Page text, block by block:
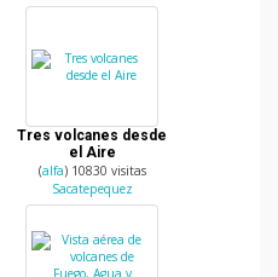
Tres volcanes desde
el Aire
(alfa) 10830 visitas
Sacatepequez